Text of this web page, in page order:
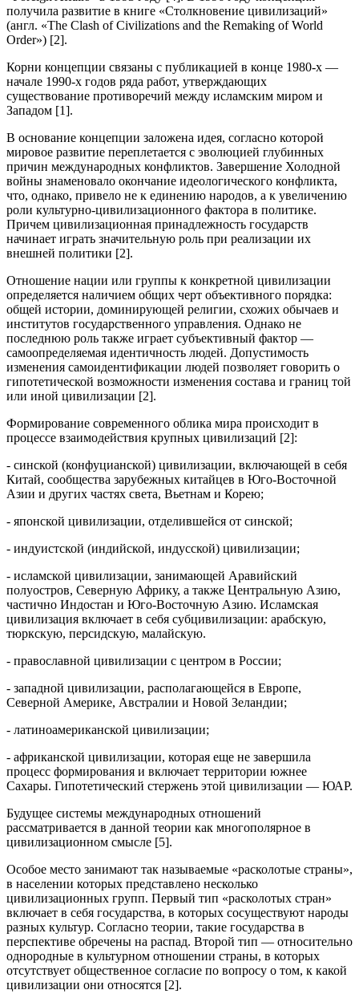
получила развитие в книге «Столкновение цивилизаций»
(англ. «The Clash of Civilizations and the Remaking of World
Order») [2].
Корни концепции связаны с публикацией в конце 1980-х —
начале 1990-х годов ряда работ, утверждающих
существование противоречий между исламским миром и
Западом [1].
В основание концепции заложена идея, согласно которой
мировое развитие переплетается с эволюцией глубинных
причин международных конфликтов. Завершение Холодной
войны знаменовало окончание идеологического конфликта,
что, однако, привело не к единению народов, а к увеличению
роли культурно-цивилизационного фактора в политике.
Причем цивилизационная принадлежность государств
начинает играть значительную роль при реализации их
внешней политики [2].
Отношение нации или группы к конкретной цивилизации
определяется наличием общих черт объективного порядка:
общей истории, доминирующей религии, схожих обычаев и
институтов государственного управления. Однако не
последнюю роль также играет субъективный фактор —
самоопределяемая идентичность людей. Допустимость
изменения самоидентификации людей позволяет говорить о
гипотетической возможности изменения состава и границ той
или иной цивилизации [2].
Формирование современного облика мира происходит в
процессе взаимодействия крупных цивилизаций [2]:
- синской (конфуцианской) цивилизации, включающей в себя
Китай, сообщества зарубежных китайцев в Юго-Восточной
Азии и других частях света, Вьетнам и Корею;
- японской цивилизации, отделившейся от синской;
- индуистской (индийской, индусской) цивилизации;
- исламской цивилизации, занимающей Аравийский
полуостров, Северную Африку, а также Центральную Азию,
частично Индостан и Юго-Восточную Азию. Исламская
цивилизация включает в себя субцивилизации: арабскую,
тюркскую, персидскую, малайскую.
- православной цивилизации с центром в России;
- западной цивилизации, располагающейся в Европе,
Северной Америке, Австралии и Новой Зеландии;
- латиноамериканской цивилизации;
- африканской цивилизации, которая еще не завершила
процесс формирования и включает территории южнее
Сахары. Гипотетический стержень этой цивилизации — ЮАР.
Будущее системы международных отношений
рассматривается в данной теории как многополярное в
цивилизационном смысле [5].
Особое место занимают так называемые «расколотые страны»,
в населении которых представлено несколько
цивилизационных групп. Первый тип «расколотых стран»
включает в себя государства, в которых сосуществуют народы
разных культур. Согласно теории, такие государства в
перспективе обречены на распад. Второй тип — относительно
однородные в культурном отношении страны, в которых
отсутствует общественное согласие по вопросу о том, к какой
цивилизации они относятся [2].